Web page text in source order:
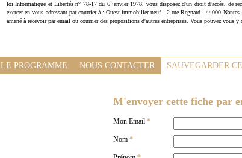
loi Informatique et Libertés n° 78-17 du 6 janvier 1978, vous disposez d'un droit d'accès, de
exercer en vous adressant par courrier à : Ouest-immobilier-neuf - 2 rue Regnard - 44000
amené à recevoir par email ou courrier des propositions d'autres entreprises. Vous pouvez vous y
LE PROGRAMME NOUS CONTACTER SAUVEGARDER
M'envoyer cette fiche par
Mon Email *
Nom *